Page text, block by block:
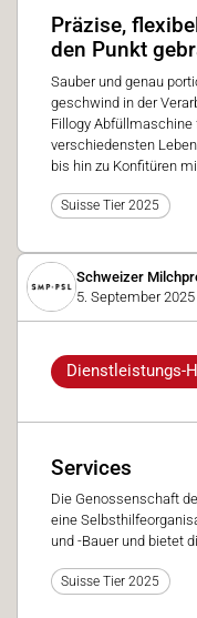
Präzise,
den Punkt
Sauber und genau
geschwind in der
Fillogy
verschiedensten
bis hin zu Konfitüren
Suisse Tier 2025
Schweizer
5. September 2025
Dienstleistungs-
Services
Die Genossenschaft
eine
und -Bauer und bietet
Suisse Tier 2025